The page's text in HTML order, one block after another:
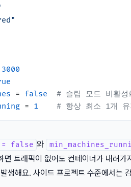
3000
= false
# 슬립 모드 비활성
= 1 # 항상 최소 1개 유
= false 와
면 트래픽이 없어도 컨테이너가 내려가
생해요. 사이드 프로젝트 수준에서는